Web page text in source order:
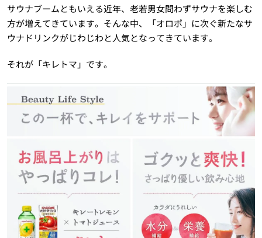
サウナブームともいえる近年、老若男女問わずサウナを楽しむ
方が増えてきています。そんな中、「オロポ」に次ぐ新たなサ
ウナドリンクがじわじわと人気となってきています。
それが「キレトマ」です。